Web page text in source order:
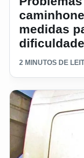
medidas
2 MINUTOS DE